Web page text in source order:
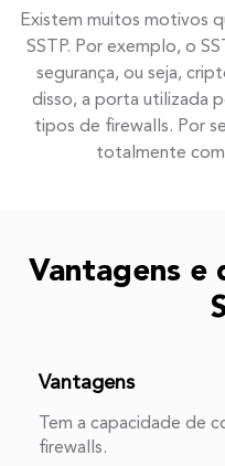
Existem muitos motivos
SSTP. Por exemplo, o
segurança, ou seja,
disso, a porta utilizada
tipos de firewalls. Por
totalmente
Vantagens e
Vantagens
Tem a capacidade de
firewalls.